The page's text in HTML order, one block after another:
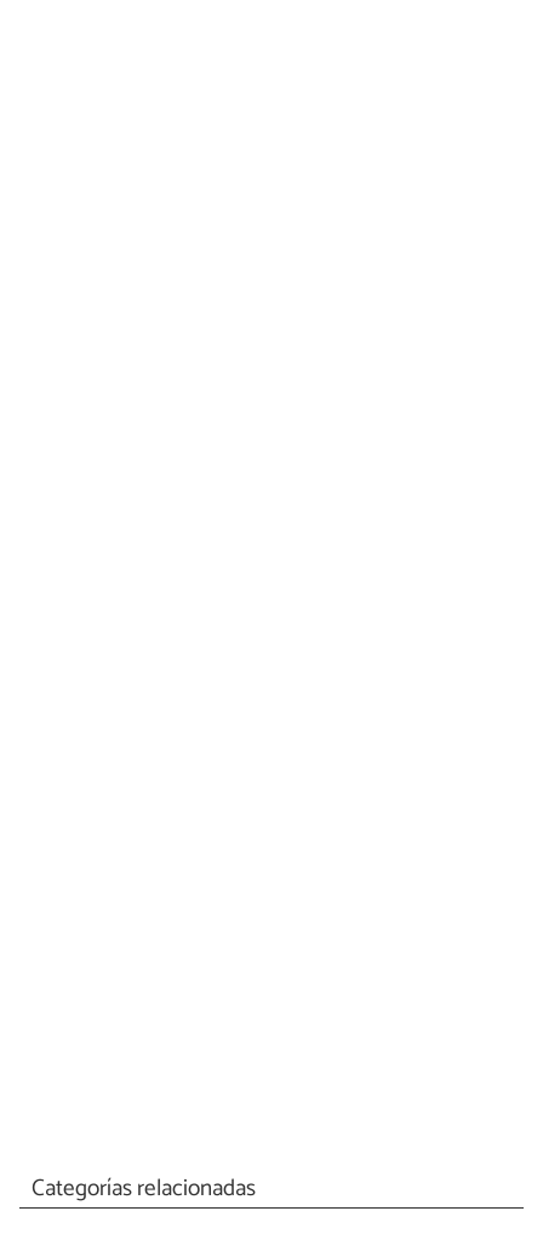
Categorías relacionadas